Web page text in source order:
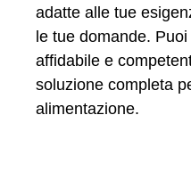
adatte alle tue
le tue domande.
affidabile e
soluzione completa
alimentazione.